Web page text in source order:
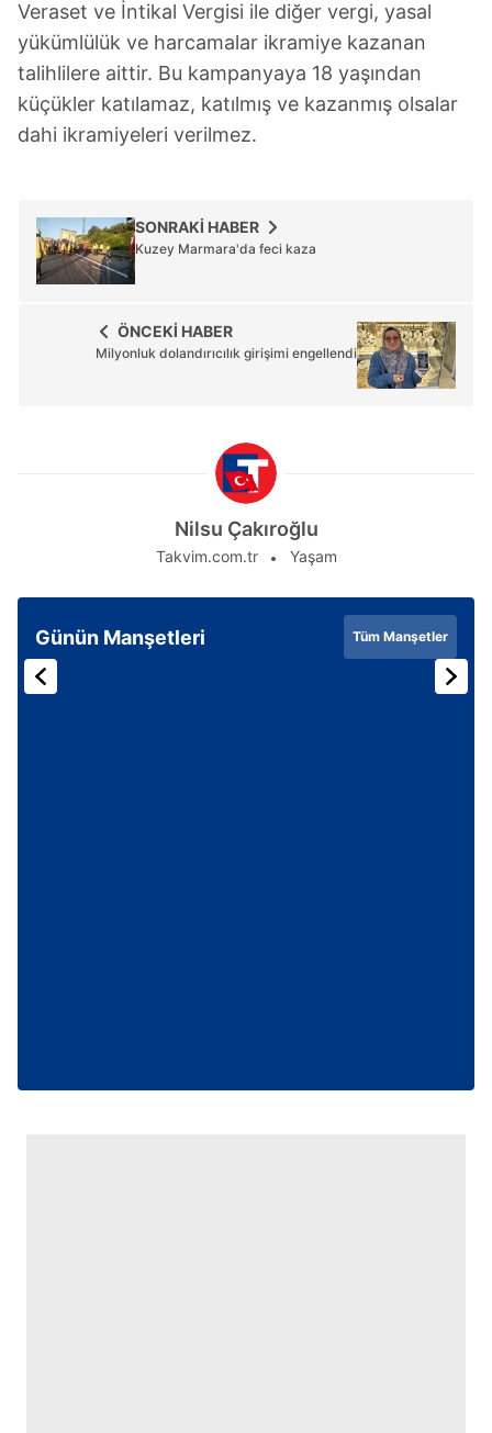
gösterilmeyecektir."
Sizlere daha iyi bir hizmet sunabilmek için İnternet
Sitemizde kendimize ve üçüncü kişilere ait çerezler
kullanılmaktadır. Bu çerezler vasıtasıyla çeşitli kişisel
verileriniz işlenmekte olup gerekli olan çerezler bilgi
kılınması ve kişiselleştirilmesi ve sizlere yönelik
reklam/pazarlama faaliyetlerinin yapılması, amaçlarıyla
sınırlı olarak açık rızanız dahilinde kullanılacaktır.
Çerezlere ilişkin tercihlerinizi aşağıda yer alan panel
vasıtasıyla belirleyebilirsiniz. Çerezlere ilişkin detaylı bilgi
Çerez Bilgilendirme
6698 sayılı Kişisel Verilerin Korunması Kanunu uyarınca
hazırlanmış Aydınlatma Metnimizi okumak ve sitemizde
tıklayınız .
Veraset ve İntikal Vergisi ile diğer vergi, yasal
yükümlülük ve harcamalar ikramiye kazanan
talihlilere aittir. Bu kampanyaya 18 yaşından
küçükler katılamaz, katılmış ve kazanmış olsalar
dahi ikramiyeleri verilmez.
SONRAKİ HABER
Kuzey Marmara'da feci kaza
ÖNCEKİ HABER
Milyonluk dolandırıcılık girişimi engellendi
Nilsu Çakıroğlu
Takvim.com.tr Yaşam
Günün Manşetleri Tüm Manşetler